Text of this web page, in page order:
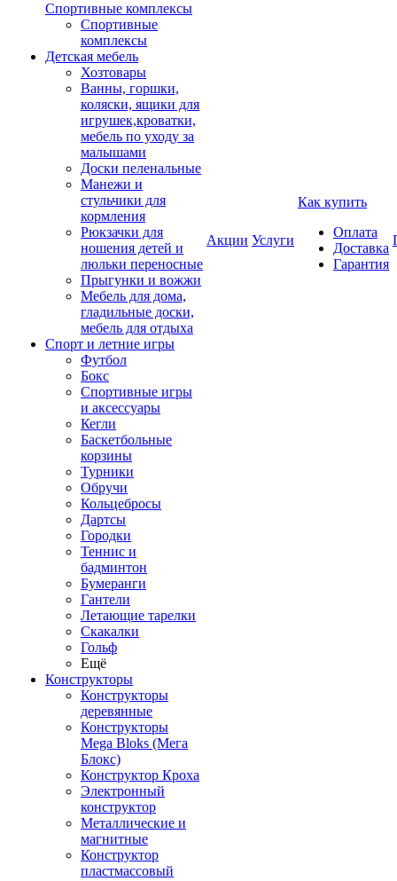
Спортивные комплексы
Спортивные
комплексы
Детская мебель
Хозтовары
Ванны, горшки,
коляски, ящики для
игрушек,кроватки,
мебель по уходу за
малышами
Доски пеленальные
Манежи и
стульчики для
кормления
Рюкзачки для
ношения детей и
люльки переносные
Прыгунки и вожжи
Мебель для дома,
гладильные доски,
мебель для отдыха
Спорт и летние игры
Футбол
Бокс
Спортивные игры
и аксессуары
Кегли
Баскетбольные
корзины
Турники
Обручи
Кольцебросы
Дартсы
Городки
Теннис и
бадминтон
Бумеранги
Гантели
Летающие тарелки
Скакалки
Гольф
Ещё
Конструкторы
Конструкторы
деревянные
Конструкторы
Mega Bloks (Мега
Блокс)
Конструктор Кроха
Электронный
конструктор
Металлические и
магнитные
Конструктор
пластмассовый
Акции Услуги
Как купить
Оплата
Доставка
Гарантия